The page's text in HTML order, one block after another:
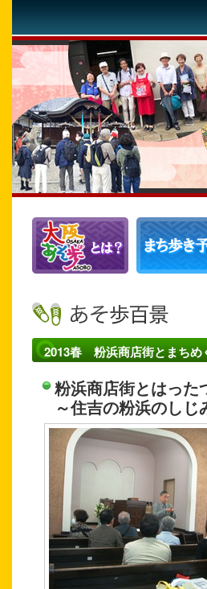
2013春 粉浜商店街とまちめ
粉浜商店街とはった
～住吉の粉浜のしじ